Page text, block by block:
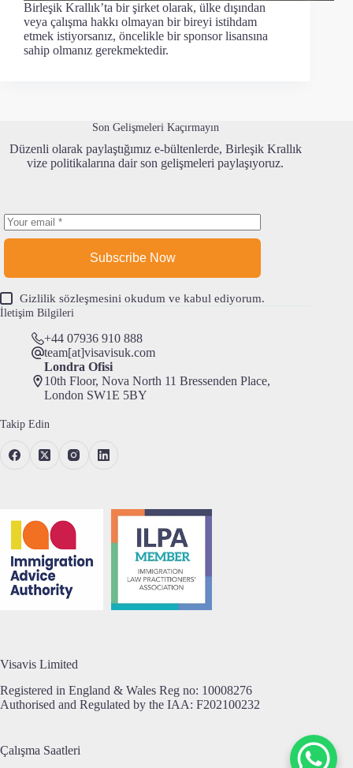
Birleşik Krallık’ta bir şirket olarak, ülke dışından
veya çalışma hakkı olmayan bir bireyi istihdam
etmek istiyorsanız, öncelikle bir sponsor lisansına
sahip olmanız gerekmektedir.
Son Gelişmeleri Kaçırmayın
Düzenli olarak paylaştığımız e-bültenlerde, Birleşik Krallık
vize politikalarına dair son gelişmeleri paylaşıyoruz.
Subscribe Now
Gizlilik sözleşmesini okudum ve kabul ediyorum.
İletişim Bilgileri
+44 07936 910 888
team[at]visavisuk.com
Londra Ofisi
10th Floor, Nova North 11 Bressenden Place,
London SW1E 5BY
Takip Edin
Visavis Limited
Registered in England & Wales Reg no: 10008276
Authorised and Regulated by the IAA: F202100232
Çalışma Saatleri